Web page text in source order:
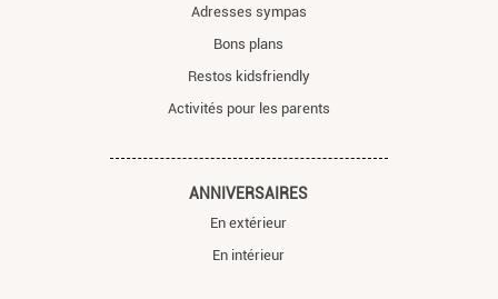
Adresses sympas
Bons plans
Restos kidsfriendly
Activités pour les parents
ANNIVERSAIRES
En extérieur
En intérieur